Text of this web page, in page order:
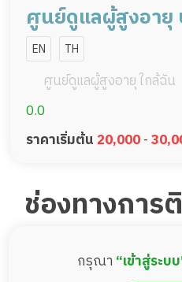
ศูนย์ดูแลผู้สูงอายุ
ลิสา ขอนแก่น
EN TH
ศูนย์ดูแลผู้สูงอายุ ใกล้ฉัน
0.0
ราคาเริ่มต้น 20,000-
ช่องทางการ
กรุณา “เข้าสู่ระบ